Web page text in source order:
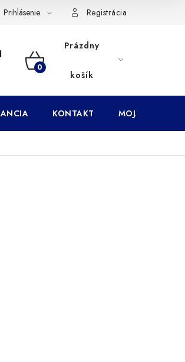
Cookies Vernostný program AbovZoo
Prihlásenie Registrácia
NÁKUPNÝ
Prázdny
košík
KONTAKT MOJA